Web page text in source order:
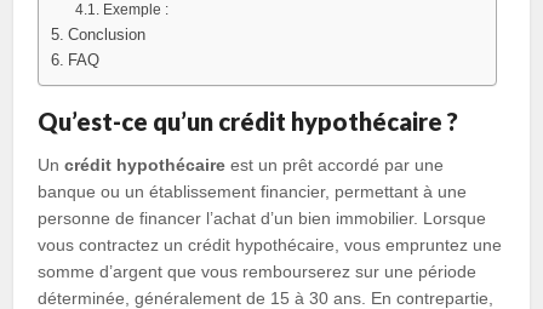
Exemple :
Conclusion
FAQ
Qu’est-ce qu’un crédit hypothécaire ?
Uncrédit hypothécaire est un prêt accordé par une
banque ou un établissement financier, permettant à une
personne de financer l’achat d’un bien immobilier. Lorsque
vous contractez un crédit hypothécaire, vous empruntez une
somme d’argent que vous rembourserez sur une période
déterminée, généralement de 15 à 30 ans. En contrepartie,